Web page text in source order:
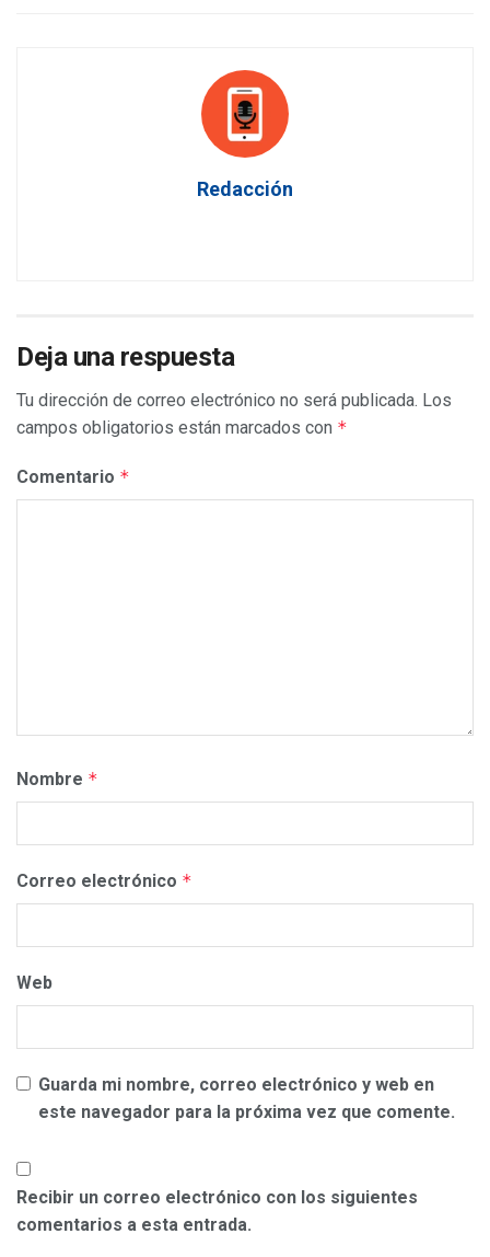
Redacción
Deja una respuesta
Tu dirección de correo electrónico no será publicada. Los
campos obligatorios están marcados con *
Comentario *
Nombre *
Correo electrónico *
Web
Guarda mi nombre, correo electrónico y web en
este navegador para la próxima vez que comente.
Recibir un correo electrónico con los siguientes
comentarios a esta entrada.